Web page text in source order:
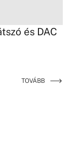
és DAC
TOVÁBB